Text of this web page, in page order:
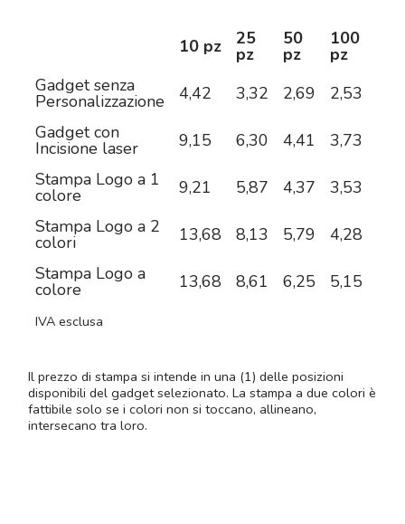
10 pz 25
pz
50
pz
100
pz
Gadget senza
Personalizzazione 4,42 3,32 2,69 2,53
Gadget con
Incisione laser 9,15 6,30 4,41 3,73
Stampa Logo a 1
colore 9,21 5,87 4,37 3,53
Stampa Logo a 2
colori 13,68 8,13 5,79 4,28
Stampa Logo a
colore 13,68 8,61 6,25 5,15
IVA esclusa
Il prezzo di stampa si intende in una (1) delle posizioni
disponibili del gadget selezionato. La stampa a due colori è
fattibile solo se i colori non si toccano, allineano,
intersecano tra loro.